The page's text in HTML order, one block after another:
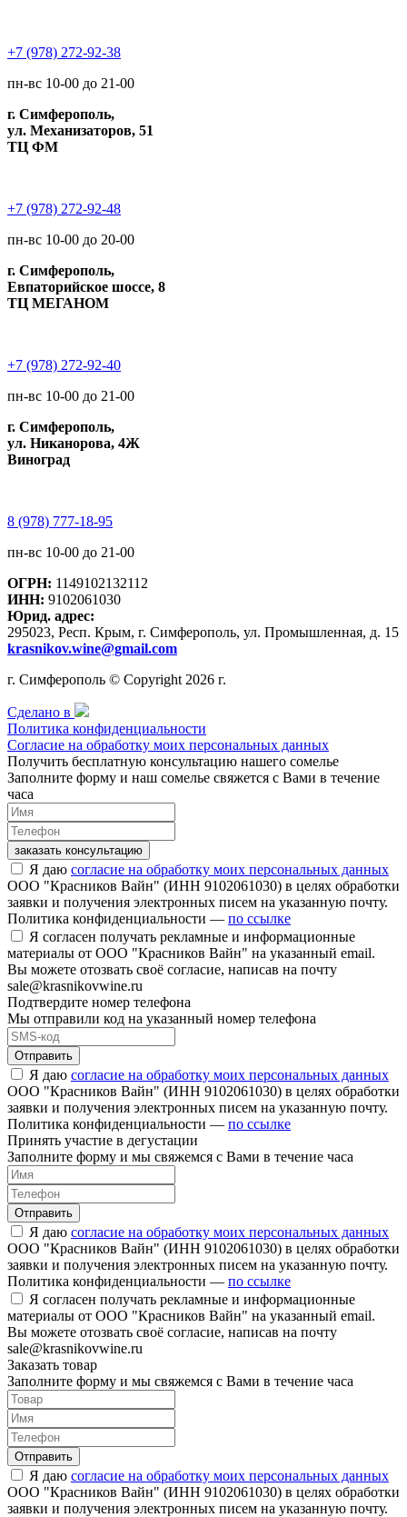
+7 (978) 272-92-38
пн-вс 10-00 до 21-00
г. Симферополь,
ул. Механизаторов, 51
ТЦ ФМ
+7 (978) 272-92-48
пн-вс 10-00 до 20-00
г. Симферополь,
Евпаторийское шоссе, 8
ТЦ МЕГАНОМ
+7 (978) 272-92-40
пн-вс 10-00 до 21-00
г. Симферополь,
ул. Никанорова, 4Ж
Виноград
8 (978) 777-18-95
пн-вс 10-00 до 21-00
ОГРН: 1149102132112
ИНН: 9102061030
Юрид. адрес:
295023, Респ. Крым, г. Симферополь, ул. Промышленная, д. 15
krasnikov.wine@gmail.com
г. Симферополь © Copyright 2026 г.
Сделано в
Политика конфиденциальности
Согласие на обработку моих персональных данных
Получить бесплатную консультацию нашего сомелье
Заполните форму и наш сомелье свяжется с Вами в течение
часа
заказать консультацию
Я даю согласие на обработку моих персональных данных
ООО "Красников Вайн" (ИНН 9102061030) в целях обработки
заявки и получения электронных писем на указанную почту.
Политика конфиденциальности — по ссылке
Я согласен получать рекламные и информационные
материалы от ООО "Красников Вайн" на указанный email.
Вы можете отозвать своё согласие, написав на почту
sale@krasnikovwine.ru
Подтвердите номер телефона
Мы отправили код на указанный номер телефона
Отправить
Я даю согласие на обработку моих персональных данных
ООО "Красников Вайн" (ИНН 9102061030) в целях обработки
заявки и получения электронных писем на указанную почту.
Политика конфиденциальности — по ссылке
Принять участие в дегустации
Заполните форму и мы свяжемся с Вами в течение часа
Отправить
Я даю согласие на обработку моих персональных данных
ООО "Красников Вайн" (ИНН 9102061030) в целях обработки
заявки и получения электронных писем на указанную почту.
Политика конфиденциальности — по ссылке
Я согласен получать рекламные и информационные
материалы от ООО "Красников Вайн" на указанный email.
Вы можете отозвать своё согласие, написав на почту
sale@krasnikovwine.ru
Заказать товар
Заполните форму и мы свяжемся с Вами в течение часа
Отправить
Я даю согласие на обработку моих персональных данных
ООО "Красников Вайн" (ИНН 9102061030) в целях обработки
заявки и получения электронных писем на указанную почту.